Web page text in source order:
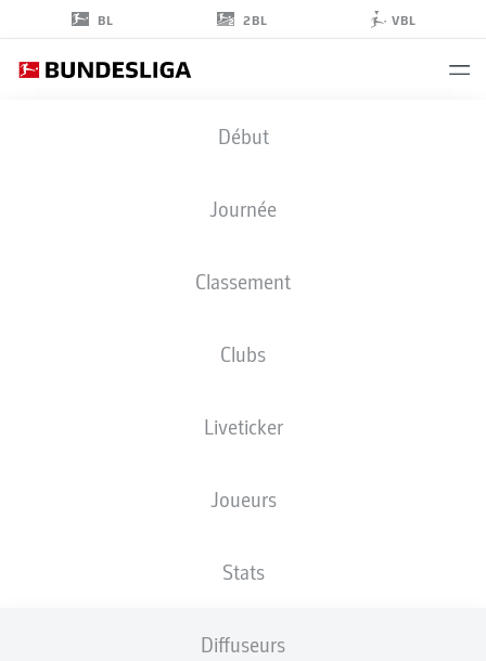
BL 2BL VBL
Début
Journée
Classement
Clubs
Liveticker
Joueurs
Stats
Diffuseurs